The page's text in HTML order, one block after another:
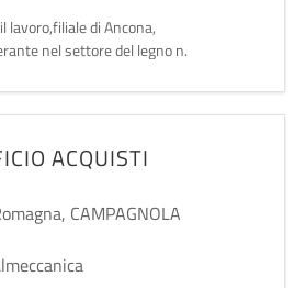
lavoro,filiale di Ancona,
nel settore del legno n.
Compiti: -redazione
- ricerca nuovi
agli stessi -redazione
materie
e negoziazACQUISTI
, CAMPAGNOLA